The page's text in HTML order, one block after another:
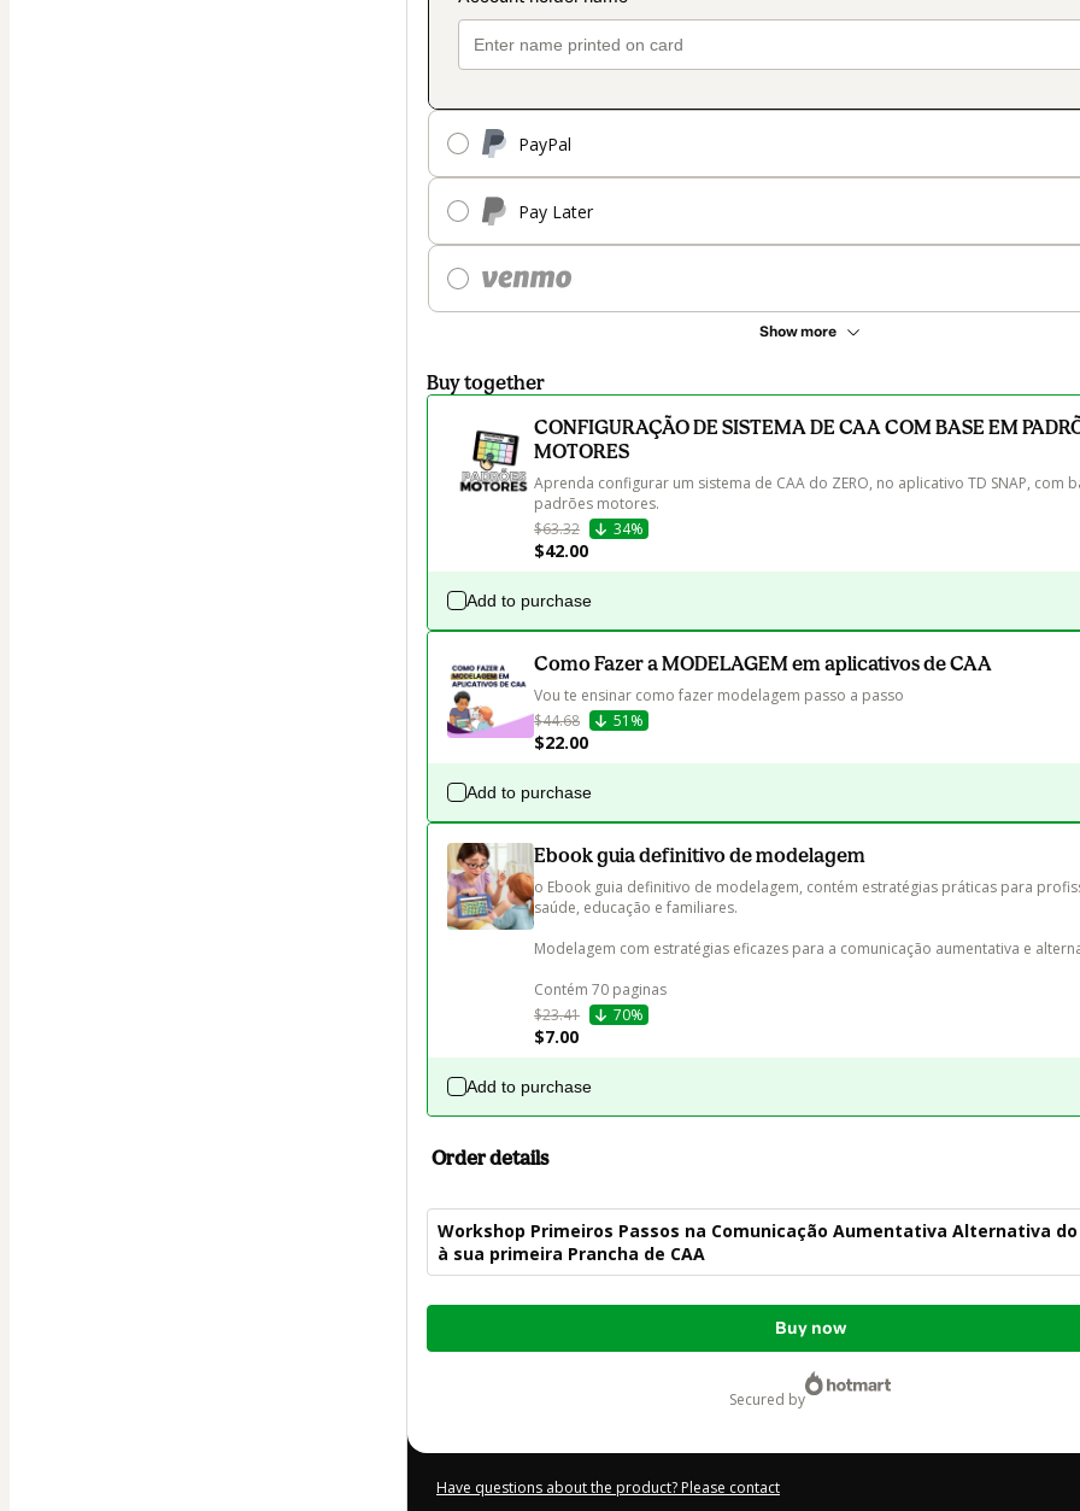
PayPal
Pay Later
Show more
Buy together
CONFIGURAÇÃO DE SISTEMA DE CAA COM BASE EM
MOTORES
Aprenda configurar um sistema de CAA do ZERO, no aplicativo TD SNAP, com
padrões motores.
$63.32
34%
$42.00
Add to purchase
Como Fazer a MODELAGEM em aplicativos de CAA
Vou te ensinar como fazer modelagem passo a passo
$44.68
51%
$22.00
Add to purchase
Ebook guia definitivo de modelagem
o Ebook guia definitivo de modelagem, contém estratégias práticas para
saúde, educação e familiares.
Modelagem com estratégias eficazes para a comunicação aumentativa e
Contém 70 paginas
$23.41
70%
$7.00
Add to purchase
Order details
Workshop Primeiros Passos na Comunicação Aumentativa Alternativa
à sua primeira Prancha de CAA
Total
Buy now
secured by
Have questions about the product? Please contact